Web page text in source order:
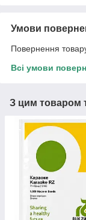
Умови
Повернення
Всі умови
З цим товаром